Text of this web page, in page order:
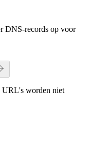
DNS-records op voor
URL's worden niet